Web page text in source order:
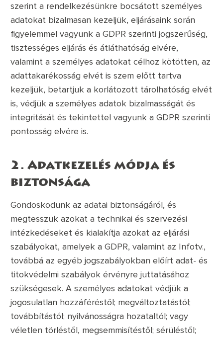
szerint a rendelkezésünkre bocsátott személyes
adatokat bizalmasan kezeljük, eljárásaink során
figyelemmel vagyunk a GDPR szerinti jogszerűség,
tisztességes eljárás és átláthatóság elvére,
valamint a személyes adatokat célhoz kötötten, az
adattakarékosság elvét is szem előtt tartva
kezeljük, betartjuk a korlátozott tárolhatóság elvét
is, védjük a személyes adatok bizalmasságát és
integritását és tekintettel vagyunk a GDPR szerinti
pontosság elvére is.
2. Adatkezelés módja és
biztonsága
Gondoskodunk az adatai biztonságáról, és
megtesszük azokat a technikai és szervezési
intézkedéseket és kialakítja azokat az eljárási
szabályokat, amelyek a GDPR, valamint az Infotv.,
továbbá az egyéb jogszabályokban előírt adat- és
titokvédelmi szabályok érvényre juttatásához
szükségesek. A személyes adatokat védjük a
jogosulatlan hozzáféréstől; megváltoztatástól;
továbbítástól; nyilvánosságra hozataltól; vagy
véletlen törléstől, megsemmisítéstől; sérüléstől;